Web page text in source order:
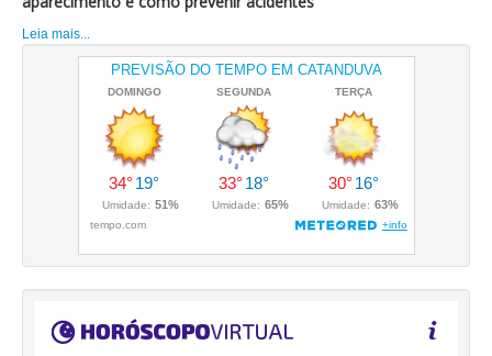
Leia mais...